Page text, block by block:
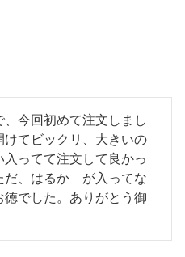
今回初めて注文しまし
てビックリ、大きいの
ってて注文して良かっ
、はるか　が入ってな
徳でした。ありがとう御